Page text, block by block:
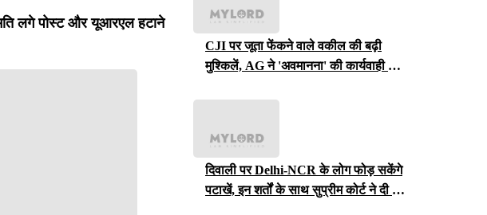
लगे पोस्ट और यूआरएल हटाने
CJI पर जूता फेंकने वाले वकील की बढ़ी
मुश्किलें, AG ने 'अवमानना' की कार्यवाही शुरू
दिवाली पर Delhi-NCR के लोग फोड़ सकेंगे
पटाखें, इन शर्तों के साथ सुप्रीम कोर्ट ने दी ये